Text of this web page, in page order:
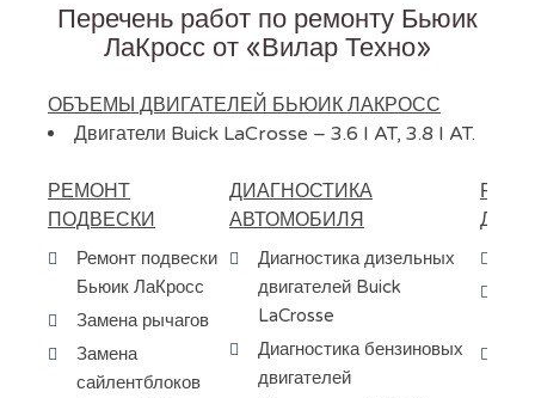
Перечень работ по ремонту Бьюик
ЛаКросс от «Вилар Техно»
ОБЪЕМЫ ДВИГАТЕЛЕЙ БЬЮИК ЛАКРОСС
Двигатели Buick LaCrosse – 3.6 I AT, 3.8 I AT.
РЕМОНТ
ПОДВЕСКИ
Ремонт подвески
Бьюик ЛаКросс
Замена рычагов
Замена
сайлентблоков
ДИАГНОСТИКА
АВТОМОБИЛЯ
Диагностика дизельных
двигателей Buick
LaCrosse
Диагностика бензиновых
двигателей